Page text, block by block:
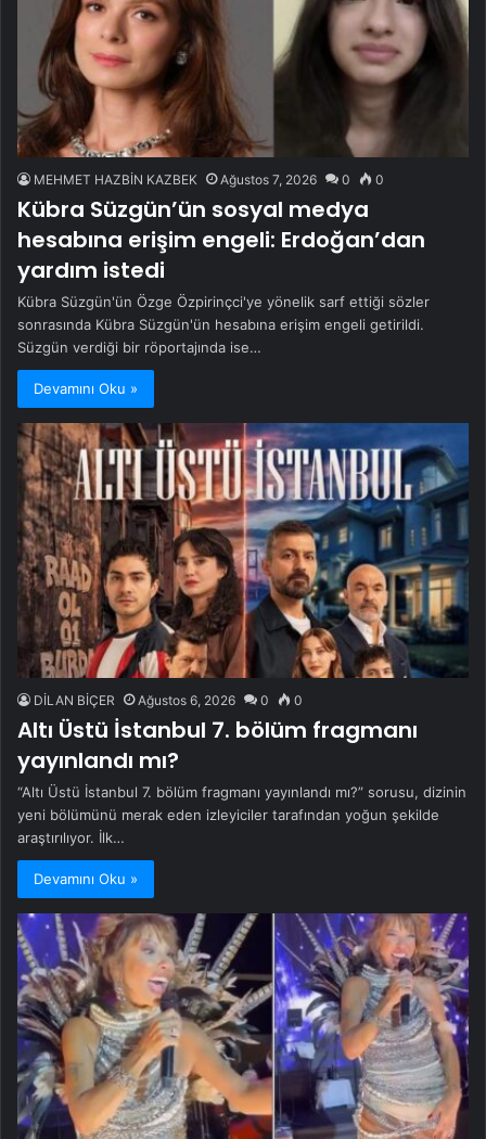
MEHMET HAZBİN KAZBEK Ağustos 7, 2026 0 0
Kübra Süzgün’ün sosyal medya
hesabına erişim engeli: Erdoğan’dan
yardım istedi
Kübra Süzgün'ün Özge Özpirinçci'ye yönelik sarf ettiği sözler
sonrasında Kübra Süzgün'ün hesabına erişim engeli getirildi.
Süzgün verdiği bir röportajında ise…
Devamını Oku »
DİLAN BİÇER Ağustos 6, 2026 0 0
Altı Üstü İstanbul 7. bölüm fragmanı
yayınlandı mı?
“Altı Üstü İstanbul 7. bölüm fragmanı yayınlandı mı?” sorusu, dizinin
yeni bölümünü merak eden izleyiciler tarafından yoğun şekilde
araştırılıyor. İlk…
Devamını Oku »